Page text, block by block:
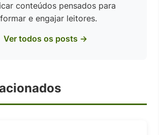
conteúdos pensados para
e engajar leitores.
Ver todos os posts →